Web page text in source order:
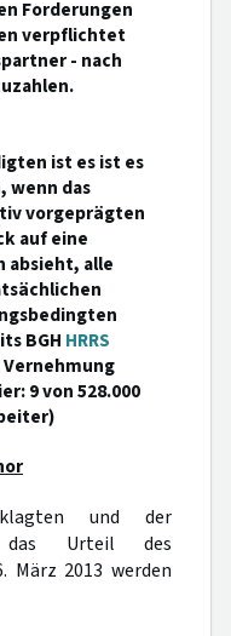
Forderungen
verpflichtet
- nach
ist es ist es
wenn das
vorgeprägten
auf eine
absieht, alle
BGH HRRS
9 von 528.000
und der
das Urteil des
März 2013 werden